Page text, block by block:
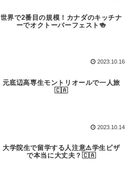
世界で2番目の規模！カナダのキッチナ
ーでオクトーバーフェスト🍻
2023.10.16
元底辺高専生モントリオールで一人旅
🇨🇦
2023.10.14
大学院生で留学する人注意⚠️学生ビザ
で本当に大丈夫？🇨🇦